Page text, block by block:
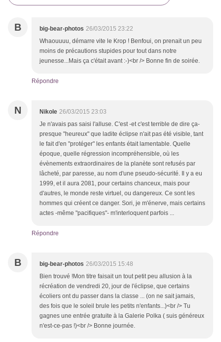
B big-bear-photos 26/03/2015 23:22
Whaouuuu, démarre vite le Krop ! Benfoui, on prenait un peu
moins de précautions stupides pour tout dans notre
jeunesse...Mais ça c'était avant :-)<br /> Bonne fin de soirée.
Répondre
N Nikole 26/03/2015 23:03
Je n'avais pas saisi l'alluse. C'est -et c'est terrible de dire ça-
presque "heureux" que ladite éclipse n'ait pas été visible, tant
le fait d'en "protéger" les enfants était lamentable. Quelle
époque, quelle régression incompréhensible, où les
évènements extraordinaires de la planète sont refusés par
lâcheté, par paresse, au nom d'une pseudo-sécurité. Il y a eu
1999, et il aura 2081, pour certains chanceux, mais pour
d'autres, le monde reste virtuel, ou dangereux. Ce sont les
hommes qui créent ce danger. Sori, je m'énerve, mais certains
actes -même "pacifiques"- m'interloquent parfois ...
Répondre
B big-bear-photos 26/03/2015 15:48
Bien trouvé !Mon titre faisait un tout petit peu allusion à la
récréation de vendredi 20, jour de l'éclipse, que certains
écoliers ont du passer dans la classe ... (on ne sait jamais,
des fois que le soleil brule les petits n'enfants...)<br /> Tu
gagnes une entrée gratuite à la Galerie Polka ( suis généreux
n'est-ce-pas !)<br /> Bonne journée.